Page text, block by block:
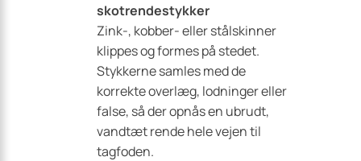
skotrendestykker
Zink-, kobber- eller stålskinner
klippes og formes på stedet.
Stykkerne samles med de
korrekte overlæg, lodninger eller
false, så der opnås en ubrudt,
vandtæt rende hele vejen til
tagfoden.